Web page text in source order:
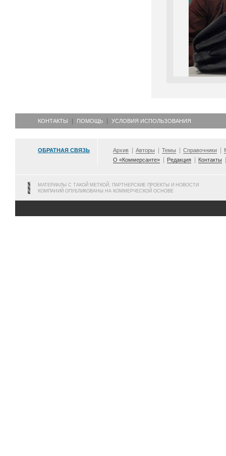
КОНТАКТЫ ПОМОЩЬ УСЛОВИЯ ИСПОЛЬЗОВАНИЯ
ОБРАТНАЯ СВЯЗЬ Архив Авторы Темы Справочники
О «Коммерсанте»
Редакция Контакты
МАТЕРИАЛЫ С ТАКОЙ МЕТКОЙ, ПАРТНЕРСКИЕ ПРОЕКТЫ И НОВОСТИ
КОМПАНИЙ ОПУБЛИКОВАНЫ НА КОММЕРЧЕСКОЙ ОСНОВЕ